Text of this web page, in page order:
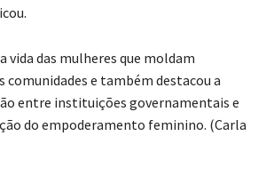
vida das mulheres que moldam
comunidades e também destacou a
entre instituições governamentais e
do empoderamento feminino. (Carla